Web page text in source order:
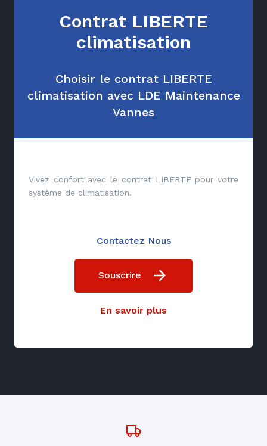
Contrat LIBERTE
climatisation
Choisir le contrat LIBERTE
climatisation avec LDE Maintenance
Vannes
Vivez confort avec le contrat LIBERTE pour votre
système de climatisation.
Contactez Nous
Souscrire
En savoir plus